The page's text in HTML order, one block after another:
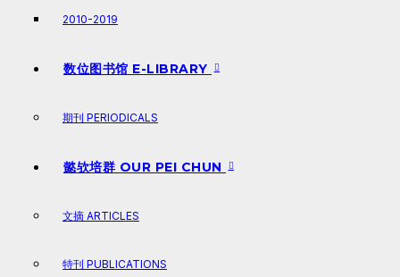
2010-2019
数位图书馆 E-LIBRARY
期刊 PERIODICALS
懿欤培群 OUR PEI CHUN
文摘 ARTICLES
特刊 PUBLICATIONS